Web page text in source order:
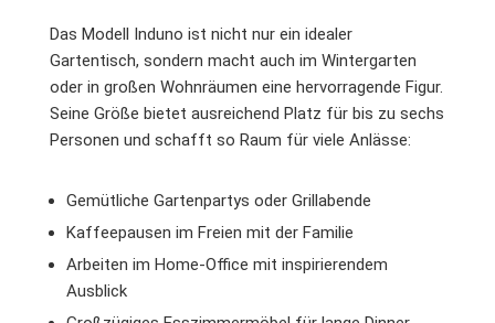
Das Modell Induno ist nicht nur ein idealer
Gartentisch, sondern macht auch im Wintergarten
oder in großen Wohnräumen eine hervorragende Figur.
Seine Größe bietet ausreichend Platz für bis zu sechs
Personen und schafft so Raum für viele Anlässe:
Gemütliche Gartenpartys oder Grillabende
Kaffeepausen im Freien mit der Familie
Arbeiten im Home-Office mit inspirierendem
Ausblick